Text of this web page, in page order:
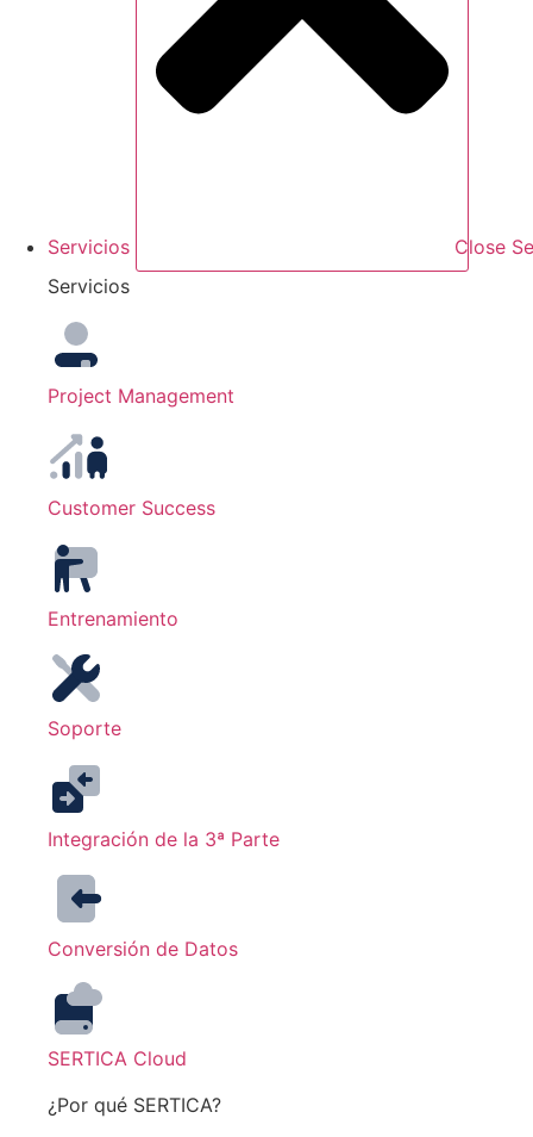
Servicios
Close
Servicios
Project Management
Customer Success
Entrenamiento
Soporte
Integración de la 3ª Parte
Conversión de Datos
SERTICA Cloud
¿Por qué SERTICA?